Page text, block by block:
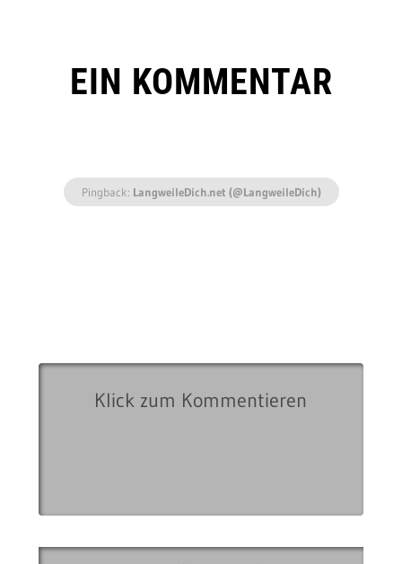
EIN KOMMENTAR
Pingback: LangweileDich.net (@LangweileDich)